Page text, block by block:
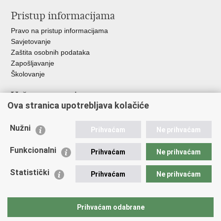
Pristup informacijama
Pravo na pristup informacijama
Savjetovanje
Zaštita osobnih podataka
Zapošljavanje
Školovanje
Važne poveznice
Ministarstvo unutarnjih poslova
Udruge
Policijska akademija
Zaklada policijske solidarnosti
Vučetić"
Ova stranica upotrebljava kolačiće
Nužni Prihvaćam Ne prihvaćam
Funkcionalni Prihvaćam Ne prihvaćam
Statistički Prihvaćam Ne prihvaćam
Prihvaćam odabrane